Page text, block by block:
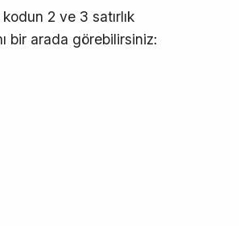
2 ve 3 satırlık
bir arada görebilirsiniz: